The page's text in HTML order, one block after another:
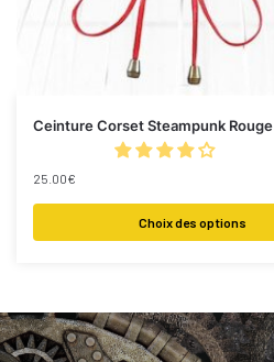
Ceinture Corset Steampunk Rouge
25.00€
Choix des options